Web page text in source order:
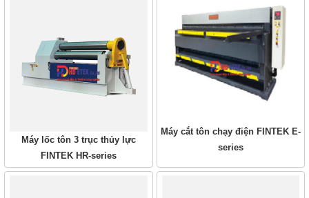
Máy lốc tôn 3 trục thủy lực
FINTEK HR-series
Máy cắt tôn chạy điện FINTEK E-
series